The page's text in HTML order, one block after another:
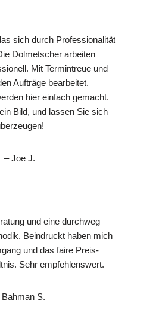
sich durch Professionalität
Dolmetscher arbeiten
Mit Termintreue und
Aufträge bearbeitet.
hier einfach gemacht.
Bild, und lassen Sie sich
– Joe J.
und eine durchweg
Beindruckt haben mich
und das faire Preis-
Sehr empfehlenswert.
Bahman S.